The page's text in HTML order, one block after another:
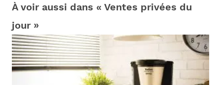
À voir aussi dans « Ventes privées du
jour »